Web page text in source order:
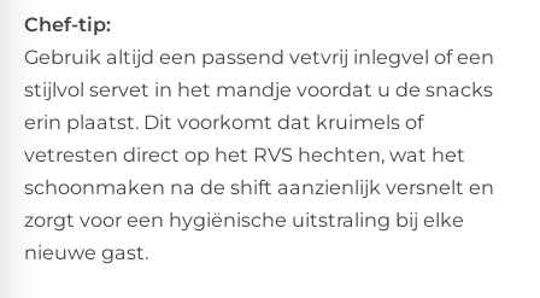
Chef-tip:
​Gebruik altijd een passend vetvrij inlegvel of een
stijlvol servet in het mandje voordat u de snacks
erin plaatst. Dit voorkomt dat kruimels of
vetresten direct op het RVS hechten, wat het
schoonmaken na de shift aanzienlijk versnelt en
zorgt voor een hygiënische uitstraling bij elke
nieuwe gast.